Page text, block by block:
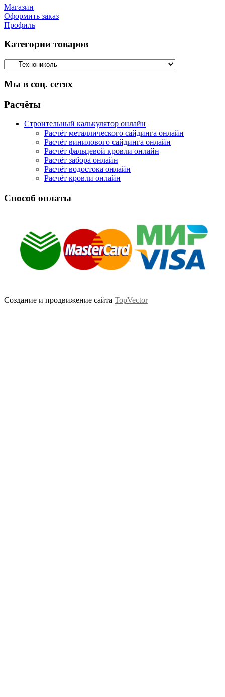
Магазин
Оформить заказ
Профиль
Категории товаров
Мы в соц. сетях
Facebook
Twitter
Google
Instagram
Расчёты
Строительный калькулятор онлайн
Расчёт металлического сайдинга онлайн
Расчёт винилового сайдинга онлайн
Расчёт фальцевой кровли онлайн
Расчёт забора онлайн
Расчёт водостока онлайн
Расчёт кровли онлайн
Способ оплаты
Создание и продвижение сайта TopVector